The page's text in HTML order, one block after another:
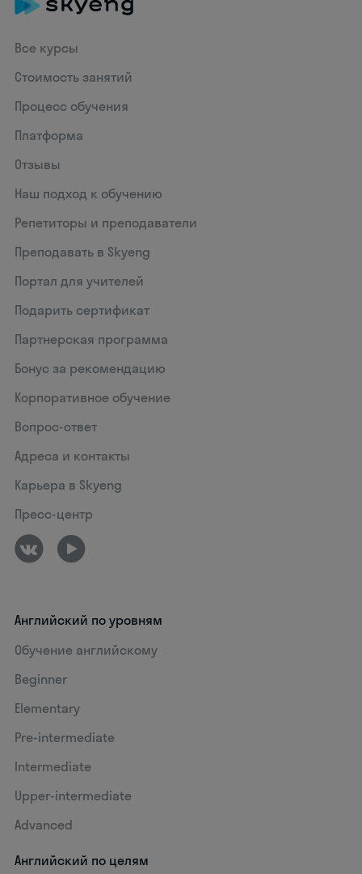
Все курсы
Стоимость занятий
Процесс обучения
Платформа
Отзывы
Наш подход к обучению
Репетиторы и преподаватели
Преподавать в Skyeng
Портал для учителей
Подарить сертификат
Партнерская программа
Бонус за рекомендацию
Корпоративное обучение
Вопрос-ответ
Адреса и контакты
Карьера в Skyeng
Пресс-центр
Английский по уровням
Обучение английскому
Beginner
Elementary
Pre-intermediate
Intermediate
Upper-intermediate
Advanced
Английский по целям